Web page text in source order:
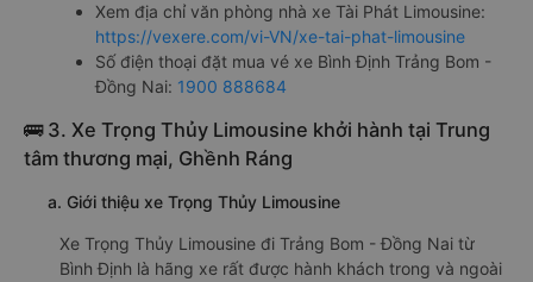
Xem địa chỉ văn phòng nhà xe Tài Phát Limousine:
https://vexere.com/vi-VN/xe-tai-phat-limousine
Số điện thoại đặt mua vé xe Bình Định Trảng Bom -
Đồng Nai: 1900 888684
🚌 3. Xe Trọng Thủy Limousine khởi hành tại Trung
tâm thương mại, Ghềnh Ráng
a. Giới thiệu xe Trọng Thủy Limousine
Xe Trọng Thủy Limousine đi Trảng Bom - Đồng Nai từ
Bình Định là hãng xe rất được hành khách trong và ngoài